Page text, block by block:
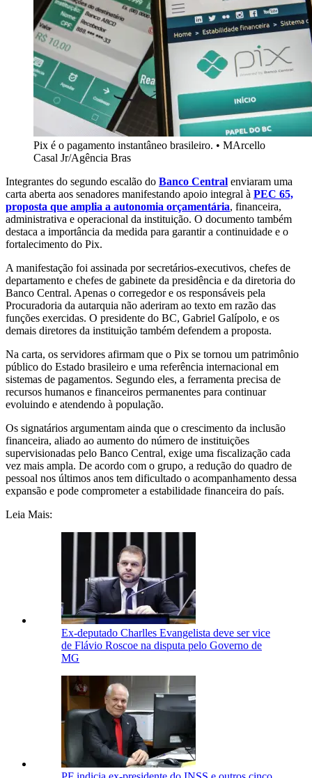
Pix é o pagamento instantâneo brasileiro. • MArcello
Casal Jr/Agência Bras
Integrantes do segundo escalão do Banco Central enviaram uma
carta aberta aos senadores manifestando apoio integral à PEC 65,
proposta que amplia a autonomia orçamentária, financeira,
administrativa e operacional da instituição. O documento também
destaca a importância da medida para garantir a continuidade e o
fortalecimento do Pix.
A manifestação foi assinada por secretários-executivos, chefes de
departamento e chefes de gabinete da presidência e da diretoria do
Banco Central. Apenas o corregedor e os responsáveis pela
Procuradoria da autarquia não aderiram ao texto em razão das
funções exercidas. O presidente do BC, Gabriel Galípolo, e os
demais diretores da instituição também defendem a proposta.
Na carta, os servidores afirmam que o Pix se tornou um patrimônio
público do Estado brasileiro e uma referência internacional em
sistemas de pagamentos. Segundo eles, a ferramenta precisa de
recursos humanos e financeiros permanentes para continuar
evoluindo e atendendo à população.
Os signatários argumentam ainda que o crescimento da inclusão
financeira, aliado ao aumento do número de instituições
supervisionadas pelo Banco Central, exige uma fiscalização cada
vez mais ampla. De acordo com o grupo, a redução do quadro de
pessoal nos últimos anos tem dificultado o acompanhamento dessa
expansão e pode comprometer a estabilidade financeira do país.
Leia Mais:
Ex-deputado Charlles Evangelista deve ser vice
de Flávio Roscoe na disputa pelo Governo de
MG